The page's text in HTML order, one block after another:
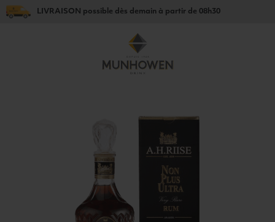
LIVRAISON possible dès demain à partir de 08h30